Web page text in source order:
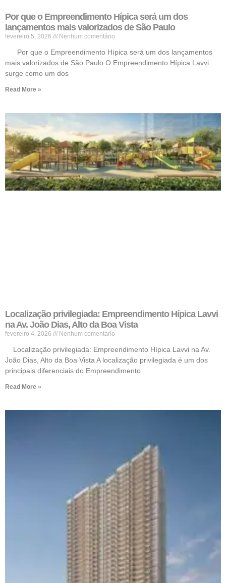
Por que o Empreendimento Hípica será um dos
lançamentos mais valorizados de São Paulo
fevereiro 5, 2026 Nenhum comentário
Por que o Empreendimento Hípica será um dos lançamentos
mais valorizados de São Paulo O Empreendimento Hípica Lavvi
surge como um dos
Read More »
Localização privilegiada: Empreendimento Hípica Lavvi
na Av. João Dias, Alto da Boa Vista
fevereiro 4, 2026 Nenhum comentário
Localização privilegiada: Empreendimento Hípica Lavvi na Av.
João Dias, Alto da Boa Vista A localização privilegiada é um dos
principais diferenciais do Empreendimento
Read More »